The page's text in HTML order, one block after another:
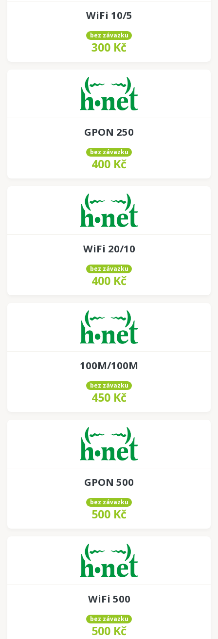
WiFi 10/5
bez závazku
300 Kč
GPON 250
bez závazku
400 Kč
WiFi 20/10
bez závazku
400 Kč
100M/100M
bez závazku
450 Kč
GPON 500
bez závazku
500 Kč
WiFi 500
bez závazku
500 Kč